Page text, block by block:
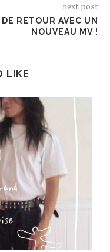
next post
RETOUR AVEC UN
NOUVEAU MV !
LIKE